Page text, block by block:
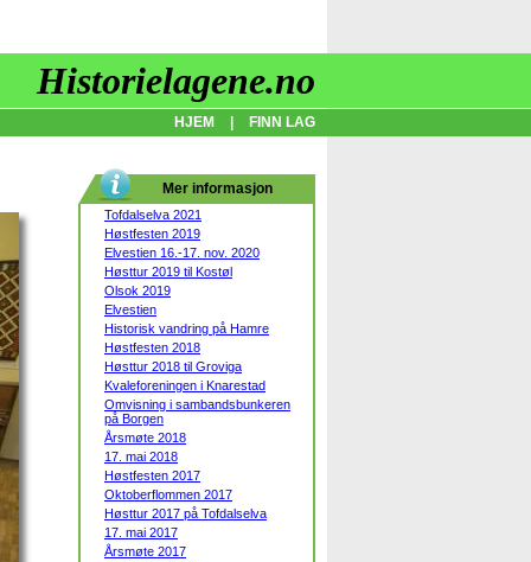
Historielagene.no
HJEM FINN LAG
Mer informasjon
Tofdalselva 2021
Høstfesten 2019
Elvestien 16.-17. nov. 2020
Høsttur 2019 til Kostøl
Olsok 2019
Elvestien
Historisk vandring på Hamre
Høstfesten 2018
Høsttur 2018 til Groviga
Kvaleforeningen i Knarestad
Omvisning i sambandsbunkeren
på Borgen
Årsmøte 2018
17. mai 2018
Høstfesten 2017
Oktoberflommen 2017
Høsttur 2017 på Tofdalselva
17. mai 2017
Årsmøte 2017